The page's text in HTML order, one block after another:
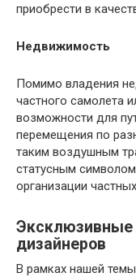
приобрести в
Недвижимость
Помимо владения
частного самолета
возможности для
перемещения по
таким воздушным
статусным
организации
дизайнеров
В рамках нашей